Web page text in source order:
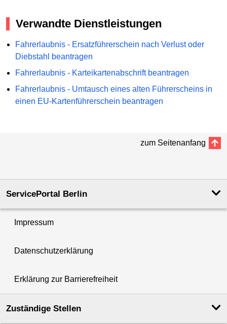
Verwandte Dienstleistungen
Fahrerlaubnis - Ersatzführerschein nach Verlust oder
Diebstahl beantragen
Fahrerlaubnis - Karteikartenabschrift beantragen
Fahrerlaubnis - Umtausch eines alten Führerscheins in
einen EU-Kartenführerschein beantragen
zum Seitenanfang
ServicePortal Berlin
Impressum
Datenschutzerklärung
Erklärung zur Barrierefreiheit
Zuständige Stellen